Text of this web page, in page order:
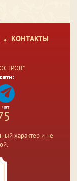
КОНТАКТЫ
чат
характер и не